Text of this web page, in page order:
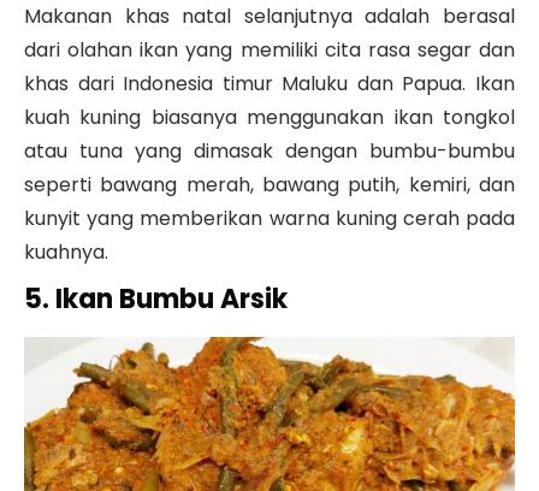
Makanan khas natal selanjutnya adalah berasal
dari olahan ikan yang memiliki cita rasa segar dan
khas dari Indonesia timur Maluku dan Papua. Ikan
kuah kuning biasanya menggunakan ikan tongkol
atau tuna yang dimasak dengan bumbu-bumbu
seperti bawang merah, bawang putih, kemiri, dan
kunyit yang memberikan warna kuning cerah pada
kuahnya.
5. Ikan Bumbu Arsik